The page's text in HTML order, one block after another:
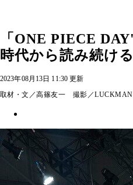
「ONE PIECE
時代から読み続け
2023年08月13日 11:30 更新
取材・文／高篠友一 撮影／LUCKMAN